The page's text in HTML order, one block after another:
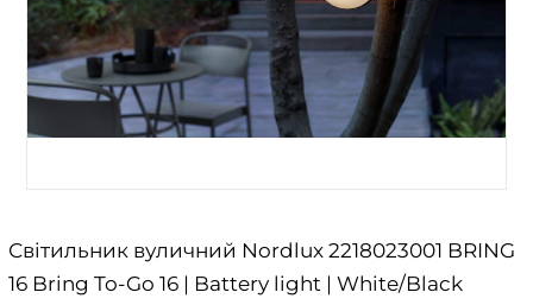
Світильник вуличний Nordlux 2218023001 BRING
16 Bring To-Go 16 | Battery light | White/Black